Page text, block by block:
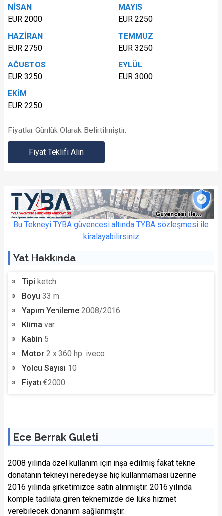
NİSAN
EUR 2000
MAYIS
EUR 2250
HAZİRAN
EUR 2750
TEMMUZ
EUR 3250
AĞUSTOS
EUR 3250
EYLÜL
EUR 3000
EKİM
EUR 2250
Fiyatlar Günlük Olarak Belirtilmiştir.
Fiyat Teklifi Alın
Bu Tekneyi TYBA güvencesi altında TYBA sözleşmesi ile
kiralayabilirsiniz
Yat Hakkında
Tipi ketch
Boyu 33 m
Yapım Yenileme 2008/2016
Klima var
Kabin 5
Motor 2 x 360 hp. iveco
Yolcu Sayısı 10
Fiyatı €2000
Ece Berrak Guleti
2008 yılında özel kullanım için inşa edilmiş fakat tekne
donatanın tekneyi neredeyse hiç kullanmaması üzerine
2016 yılında şirketimizce satın alınmıştır. 2016 yılında
komple tadilata giren teknemizde de lüks hizmet
verebilecek donanım sağlanmıştır.